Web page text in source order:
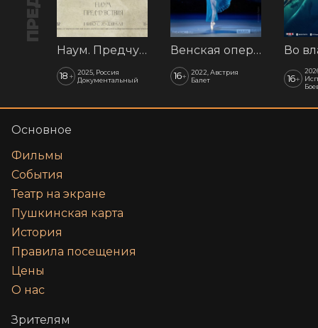
Наум. Предчувствия
18 + 2025, Россия
Документальный
Венская опера: Времена года
16+
2022, Австрия
Балет
16+
Основное
Фильмы
События
Театр на экране
Пушкинская карта
История
Правила посещения
Цены
О нас
Зрителям